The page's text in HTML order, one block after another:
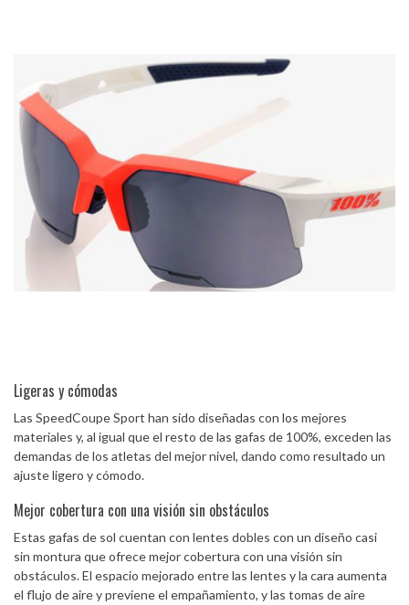
Ligeras y cómodas
Las SpeedCoupe Sport han sido diseñadas con los mejores
materiales y, al igual que el resto de las gafas de 100%, exceden las
demandas de los atletas del mejor nivel, dando como resultado un
ajuste ligero y cómodo.
Mejor cobertura con una visión sin obstáculos
Estas gafas de sol cuentan con lentes dobles con un diseño casi
sin montura que ofrece mejor cobertura con una visión sin
obstáculos. El espacio mejorado entre las lentes y la cara aumenta
el flujo de aire y previene el empañamiento, y las tomas de aire